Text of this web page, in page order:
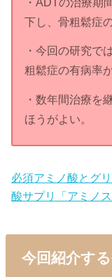
下し、骨粗鬆症
・今回の研究で
粗鬆症の有病率
・数年間治療を
ほうがよい。
必須アミノ酸とグ
酸サプリ「アミノ
今回紹介す